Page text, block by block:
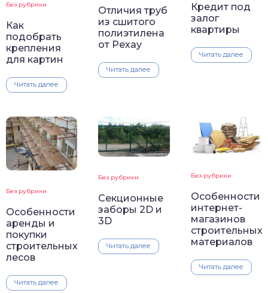
Без рубрики
Как
подобрать
крепления
для картин
Читать далее
Отличия труб
из сшитого
полиэтилена
от Рехау
Читать далее
Кредит под
залог
квартиры
Читать далее
Без рубрики
Особенности
аренды и
покупки
строительных
лесов
Читать далее
Без рубрики
Секционные
заборы 2D и
3D
Читать далее
Без рубрики
Особенности
интернет-
магазинов
строительных
материалов
Читать далее